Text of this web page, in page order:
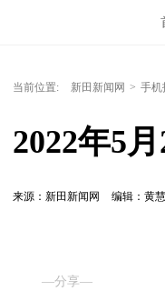
当前位置: 新田新闻网 > 手机
2022年5
来源：新田新闻网 编辑：黄
—分享—